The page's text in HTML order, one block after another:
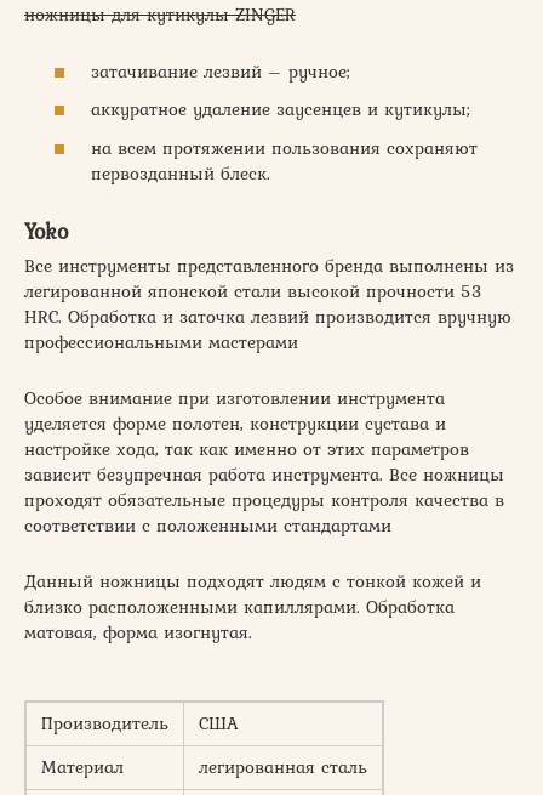
ножницы для кутикулы ZINGER
затачивание лезвий – ручное;
аккуратное удаление заусенцев и кутикулы;
на всем протяжении пользования сохраняют
первозданный блеск.
Yoko
Все инструменты представленного бренда выполнены из
легированной японской стали высокой прочности 53
HRC. Обработка и заточка лезвий производится вручную
профессиональными мастерами
Особое внимание при изготовлении инструмента
уделяется форме полотен, конструкции сустава и
настройке хода, так как именно от этих параметров
зависит безупречная работа инструмента. Все ножницы
проходят обязательные процедуры контроля качества в
соответствии с положенными стандартами
Данный ножницы подходят людям с тонкой кожей и
близко расположенными капиллярами. Обработка
матовая, форма изогнутая.
Производитель
США
Материал
легированная сталь